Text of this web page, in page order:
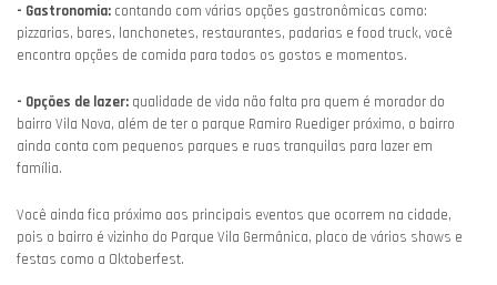
- Gastronomia: contando com várias opções gastronômicas como:
pizzarias, bares, lanchonetes, restaurantes, padarias e food truck, você
encontra opções de comida para todos os gostos e momentos.
- Opções de lazer: qualidade de vida não falta pra quem é morador do
bairro Vila Nova, além de ter o parque Ramiro Ruediger próximo, o bairro
ainda conta com pequenos parques e ruas tranquilas para lazer em
família.
Você ainda fica próximo aos principais eventos que ocorrem na cidade,
pois o bairro é vizinho do Parque Vila Germânica, placo de vários shows e
festas como a Oktoberfest.